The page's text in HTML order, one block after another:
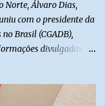
Norte, Álvaro Dias,
com o presidente da
Brasil (CGADB),
divulgadas
a campanha de Álvaro